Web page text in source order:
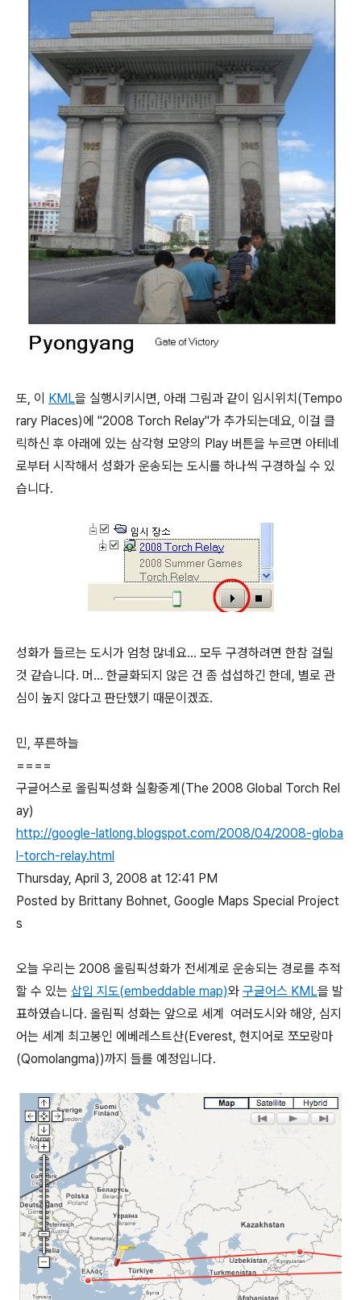
또, 이 KML을 실행시키시면, 아래 그림과 같이 임시위치(Tempo
rary Places)에 "2008 Torch Relay"가 추가되는데요, 이걸 클
릭하신 후 아래에 있는 삼각형 모양의 Play 버튼을 누르면 아테네
로부터 시작해서 성화가 운송되는 도시를 하나씩 구경하실 수 있
습니다.
성화가 들르는 도시가 엄청 많네요... 모두 구경하려면 한참 걸릴
것 같습니다. 머... 한글화되지 않은 건 좀 섭섭하긴 한데, 별로 관
심이 높지 않다고 판단했기 때문이겠죠.
민, 푸른하늘
====
구글어스로 올림픽성화 실황중계(The 2008 Global Torch Rel
ay)
http://google-latlong.blogspot.com/2008/04/2008-globa
l-torch-relay.html
Thursday, April 3, 2008 at 12:41 PM
Posted by Brittany Bohnet, Google Maps Special Project
s
오늘 우리는 2008 올림픽성화가 전세계로 운송되는 경로를 추적
할 수 있는 삽입 지도(embeddable map)와 구글어스 KML을 발
표하였습니다. 올림픽 성화는 앞으로 세계 여러도시와 해양, 심지
어는 세계 최고봉인 에베레스트산(Everest, 현지어로 쪼모랑마
(Qomolangma))까지 들를 예정입니다.